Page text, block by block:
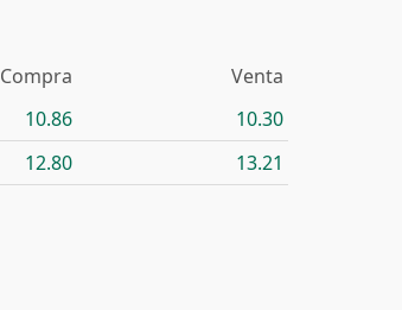
Compra
Venta
10.86
10.30
12.80 13.21